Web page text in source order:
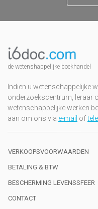
de wetenshappelijke boekhandel
Indien u wetenschappelijke
onderzoekscentrum, leraar
wetenschappelijke werken
aan om ons via e-mail of
VERKOOPSVOORWAARDEN
BETALING & BTW
BESCHERMING LEVENSSFEER
CONTACT